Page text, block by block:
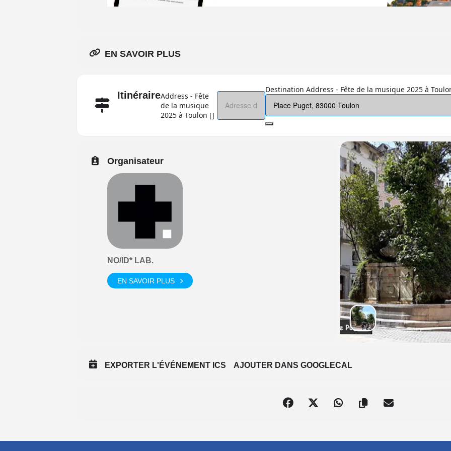
EN SAVOIR PLUS
ItinéraireAddress - Fête
de la musique
2025 à Toulon []
Destination Address - Fête de la musique 2025 à
Organisateur
NO/ID* LAB.
EN SAVOIR PLUS
EXPORTER L'ÉVÉNEMENT ICS AJOUTER DANS GOOGLECAL